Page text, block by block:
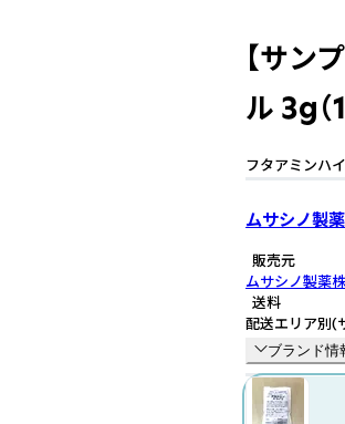
【サン
ル 3g（
フタアミンハ
ムサシノ製
販売元
ムサシノ製薬
送料
配送エリア別(
ブランド情